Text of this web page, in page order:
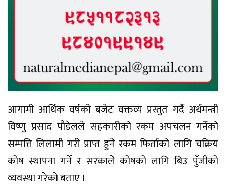
आगामी आर्थिक वर्षको बजेट वक्तव्य प्रस्तुत गर्दै अर्थमन्त्री
विष्णु प्रसाद पौडेलले सहकारीको रकम अपचलन गर्नेको
सम्पत्ति लिलामी गरी प्राप्त हुने रकम फिर्ताको लागि चक्रिय
कोष स्थापना गर्ने र सरकाले कोषको लागि बिउ पुँजीको
व्यवस्था गरेको बताए ।